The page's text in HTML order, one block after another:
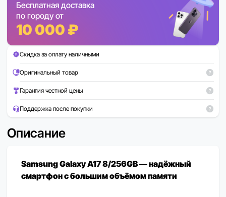
Бесплатная доставка
по городу от
10 000 ₽
Скидка за оплату наличными
Оригинальный товар
Гарантия честной цены
Поддержка после покупки
Описание
Samsung Galaxy A17 8/256GB — надёжный
смартфон с большим объёмом памяти